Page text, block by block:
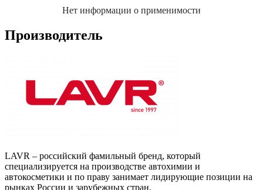
Нет информации о применимости
Производитель
LAVR – российский фамильный бренд, который
специализируется на производстве автохимии и
автокосметики и по праву занимает лидирующие позиции на
рынках России и зарубежных стран.